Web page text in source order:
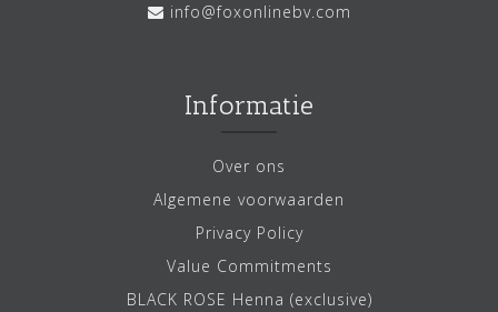
info@foxonlinebv.com
Informatie
Over ons
Algemene voorwaarden
Privacy Policy
Value Commitments
BLACK ROSE Henna (exclusive)